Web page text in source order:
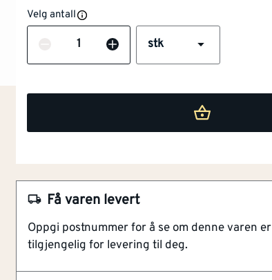
Velg antall
Antall stk
Få varen levert
Oppgi postnummer for å se om denne varen er
tilgjengelig for levering til deg.
Artikkelnummer 101184786
Koble flere enheter sammen
Enkel å transportere
Bredde [mm]
Høyde mm [mm] 277